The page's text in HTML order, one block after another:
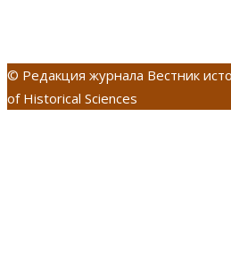
© Редакция журнала Вестник
of Historical Sciences